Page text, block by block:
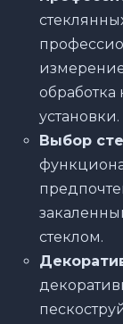
обработка
установки.
Выбор
стеклом.